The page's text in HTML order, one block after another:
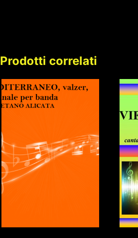
Prodotti correlati